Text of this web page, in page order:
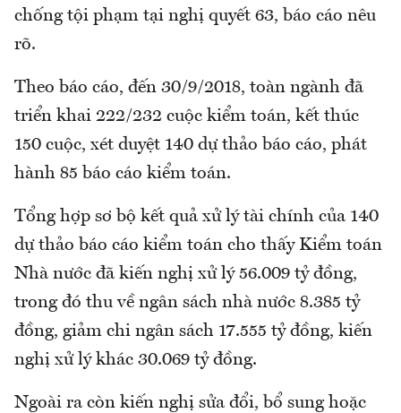
chống tội phạm tại nghị quyết 63, báo cáo nêu
rõ.
Theo báo cáo, đến 30/9/2018, toàn ngành đã
triển khai 222/232 cuộc kiểm toán, kết thúc
150 cuộc, xét duyệt 140 dự thảo báo cáo, phát
hành 85 báo cáo kiểm toán.
Tổng hợp sơ bộ kết quả xử lý tài chính của 140
dự thảo báo cáo kiểm toán cho thấy Kiểm toán
Nhà nước đã kiến nghị xử lý 56.009 tỷ đồng,
trong đó thu về ngân sách nhà nước 8.385 tỷ
đồng, giảm chi ngân sách 17.555 tỷ đồng, kiến
nghị xử lý khác 30.069 tỷ đồng.
Ngoài ra còn kiến nghị sửa đổi, bổ sung hoặc